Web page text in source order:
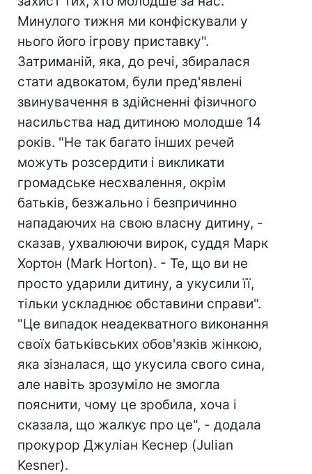
Минулого тижня ми конфіскували у
нього його ігрову приставку".
Затриманій, яка, до речі, збиралася
стати адвокатом, були пред'явлені
звинувачення в здійсненні фізичного
насильства над дитиною молодше 14
років. "Не так багато інших речей
можуть розсердити і викликати
громадське несхвалення, окрім
батьків, безжально і безпричинно
нападаючих на свою власну дитину, -
сказав, ухвалюючи вирок, суддя Марк
Хортон (Mark Horton). - Те, що ви не
просто ударили дитину, а укусили її,
тільки ускладнює обставини справи".
"Це випадок неадекватного виконання
своїх батьківських обов'язків жінкою,
яка зізналася, що укусила свого сина,
але навіть зрозуміло не змогла
пояснити, чому це зробила, хоча і
сказала, що жалкує про це", - додала
прокурор Джуліан Кеснер (Julian
Kesner).